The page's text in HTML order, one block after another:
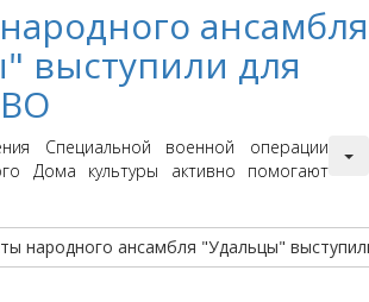
ансамбля
выступили для
Специальной военной операции
Дома культуры активно помогают
народного ансамбля "Удальцы"